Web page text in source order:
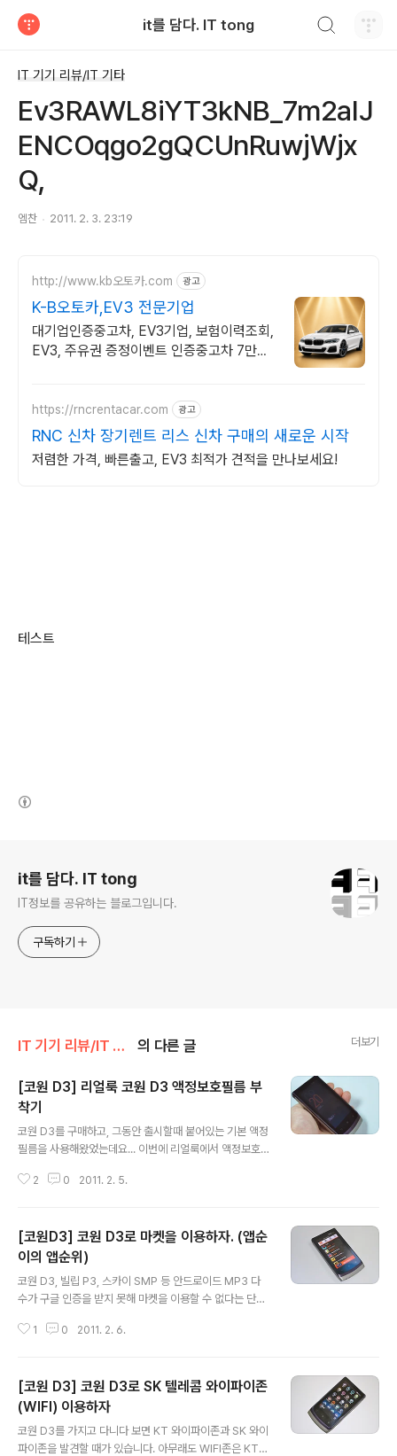
it를 담다. IT tong
IT 기기 리뷰/IT 기타
Ev3RAWL8iYT3kNB_7m2aIJ
ENCOqgo2gQCUnRuwjWjx
Q,
엠찬 2011. 2. 3. 23:19
http://www.kb오토카.com 광고
K-B오토카,EV3 전문기업
대기업인증중고차, EV3기업, 보험이력조회,
EV3, 주유권 증정이벤트 인증중고차 7만대
https://rncrentacar.com 광고
RNC 신차 장기렌트 리스 신차 구매의 새로운 시작
저렴한 가격, 빠른출고, EV3 최적가 견적을 만나보세요!
테스트
it를 담다. IT tong
IT정보를 공유하는 블로그입니다.
구독하기
IT 기기 리뷰/IT 기타 의 다른 글 더보기
[코원 D3] 리얼룩 코원 D3 액정보호필름 부
착기
코원 D3를 구매하고, 그동안 출시할때 붙어있는 기본 액정
필름을 사용해왔었는데요... 이번에 리얼룩에서 액정보호
안 리얼룩에서 코원 필름을 꾸준히 출시해줘서 저도 코원
디자인 케이스로 포장되어 있습니다. 깔끔하게 상단에 코
원 D3 고투명이라고 되어 있는데요. 이 말은 유광 필름이
라는것을 뜻합니다. 제가 구매한 제품은 고투명 유광 제품
이고, 무광... 즉 지문방지/저반사 필름의 경우 총 3종류로
나누어 출시되었습니다. 정확히 말하면 보호필름이 총 4종
류로 출시한 것이죠... 모델별로 반사율이 틀립니다. 개인의
2 0 2011. 2. 5.
[코원D3] 코원 D3로 마켓을 이용하자. (앱순
이의 앱순위)
코원 D3, 빌립 P3, 스카이 SMP 등 안드로이드 MP3 다
수가 구글 인증을 받지 못해 마켓을 이용할 수 없다는 단점
방법을 방법을 테스트해봤습니다. 아무래도 블랙마켓보다
위 어플리케이션은 첨부파일(무료어플)을 통해 받아서 D3
에 넣어 설치하시면 됩니다. 설치하는 법은 쉽습니다. D3
에 USB 연결하고 APK 폴더안에 APK파일을 넣고 마운트
를 해제하면 바로 설치가 됩니다. 설치하셨다면 앱순이를
1 0 2011. 2. 6.
[코원 D3] 코원 D3로 SK 텔레콤 와이파이존
(WIFI) 이용하자
코원 D3를 가지고 다니다 보면 KT 와이파이존과 SK 와이
파이존을 발견할 때가 있습니다. 아무래도 WIFI존은 KT가